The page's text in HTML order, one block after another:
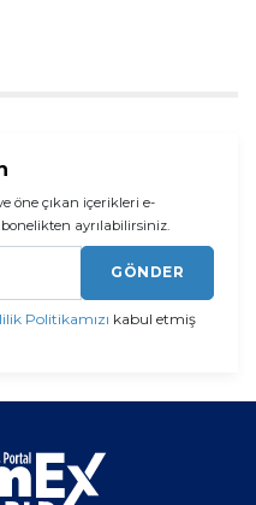
öne çıkan içerikleri e-
ayrılabilirsiniz.
GÖNDER
Politikamızı kabul etmiş